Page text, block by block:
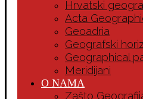
Hrvatski
Acta
Geoadria
Geografski
Geographical
Meridijani
O NAMA
Zašto